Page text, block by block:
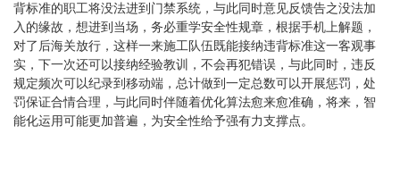
背标准的职工将没法进到门禁系统，与此同时意见反馈告之没法加
入的缘故，想进到当场，务必重学安全性规章，根据手机上解题，
对了后海关放行，这样一来施工队伍既能接纳违背标准这一客观事
实，下一次还可以接纳经验教训，不会再犯错误，与此同时，违反
规定频次可以纪录到移动端，总计做到一定总数可以开展惩罚，处
罚保证合情合理，与此同时伴随着优化算法愈来愈准确，将来，智
能化运用可能更加普遍，为安全性给予强有力支撑点。